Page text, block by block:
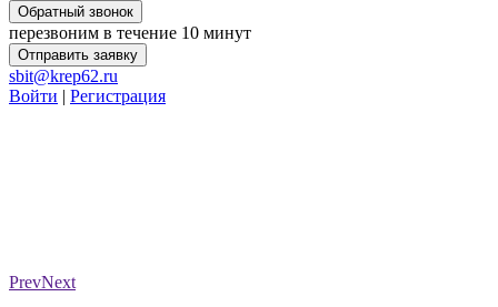
Обратный звонок
перезвоним в течение 10 минут
Отправить заявку
sbit@krep62.ru
Войти | Регистрация
PrevNext